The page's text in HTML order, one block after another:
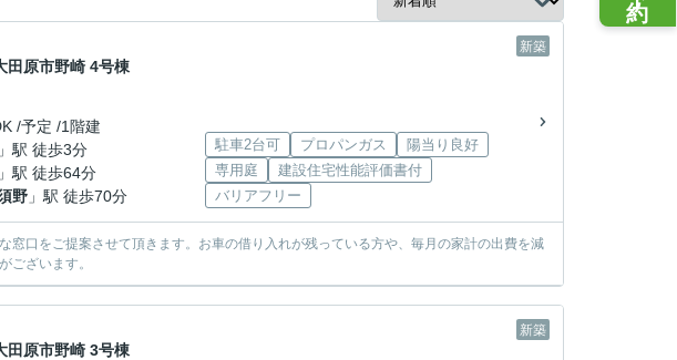
新築
原市野崎 4号棟
/予定 /1階建
」駅 徒歩3分
」駅 徒歩64分
野 」駅 徒歩70分
駐車2台可 プロパンガス
陽当り良好
専用庭
建設住宅性能評価書付
バリアフリー
窓口をご提案させて頂きます。お車の借り入れが残っている方や、毎月の家計の出費を減
ございます。
新築
原市野崎 3号棟